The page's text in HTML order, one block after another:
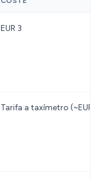
EUR 3
Tarifa a taxímetro (~EUR